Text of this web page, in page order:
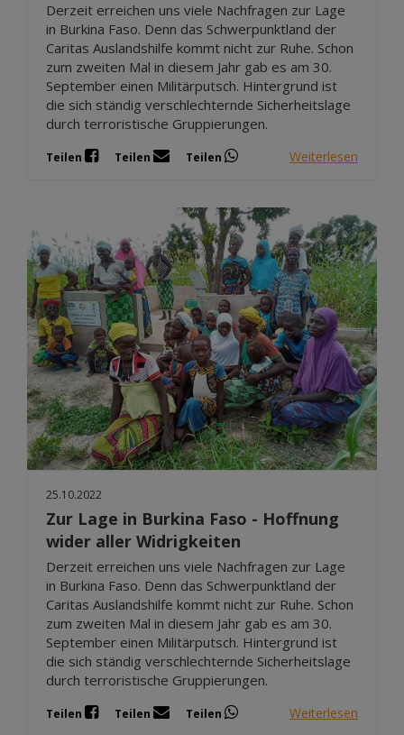
Derzeit erreichen uns viele Nachfragen zur Lage
in Burkina Faso. Denn das Schwerpunktland der
Caritas Auslandshilfe kommt nicht zur Ruhe. Schon
zum zweiten Mal in diesem Jahr gab es am 30.
September einen Militärputsch. Hintergrund ist
die sich ständig verschlechternde Sicherheitslage
durch terroristische Gruppierungen.
Teilen Teilen Teilen Weiterlesen
25.10.2022
Zur Lage in Burkina Faso - Hoffnung
wider aller Widrigkeiten
Derzeit erreichen uns viele Nachfragen zur Lage
in Burkina Faso. Denn das Schwerpunktland der
Caritas Auslandshilfe kommt nicht zur Ruhe. Schon
zum zweiten Mal in diesem Jahr gab es am 30.
September einen Militärputsch. Hintergrund ist
die sich ständig verschlechternde Sicherheitslage
durch terroristische Gruppierungen.
Teilen Teilen Teilen Weiterlesen